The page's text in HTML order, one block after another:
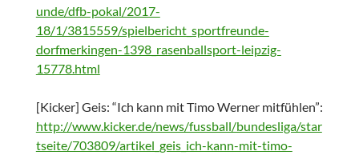
unde/dfb-pokal/2017-
18/1/3815559/spielbericht_sportfreunde-
dorfmerkingen-1398_rasenballsport-leipzig-
15778.html
[Kicker] Geis: “Ich kann mit Timo Werner mitfühlen”:
http://www.kicker.de/news/fussball/bundesliga/star
tseite/703809/artikel_geis_ich-kann-mit-timo-